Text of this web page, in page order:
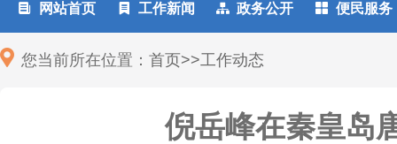
 网站首页  工作新闻  政务公开  便民服务
您当前所在位置： 首页>>工作动态
倪岳峰在秦皇岛